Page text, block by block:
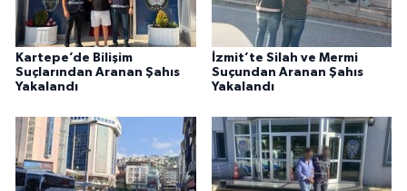
Kartepe’de Bilişim
Suçlarından Aranan Şahıs
Yakalandı
İzmit’te Silah ve Mermi
Suçundan Aranan Şahıs
Yakalandı